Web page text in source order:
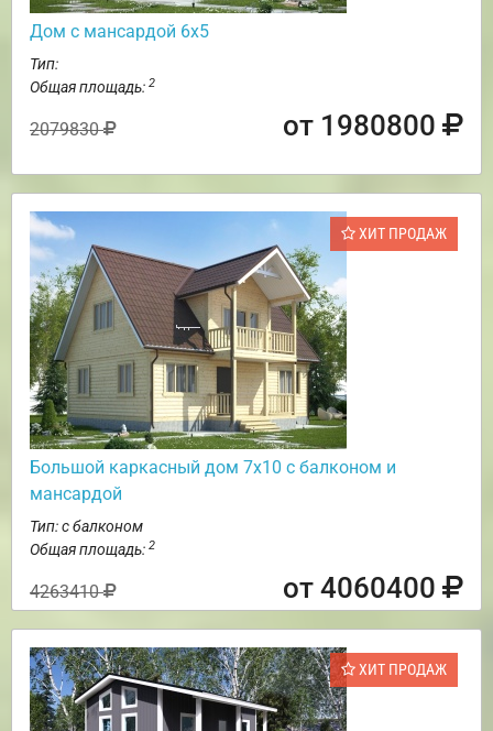
Дом с мансардой 6х5
Тип:
Общая площадь: 2
2079830 от 1980800
ХИТ ПРОДАЖ
Большой каркасный дом 7х10 с балконом и
мансардой
Тип: с балконом
Общая площадь: 2
4263410 от 4060400
ХИТ ПРОДАЖ